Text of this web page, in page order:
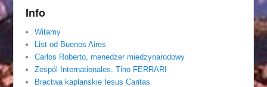
Info
Witamy
List od Buenos Aires
Carlos Roberto, menedzer miedzynarodowy
Zespól Internationales. Tino FERRARI
Bractwa kaplanskie Iesus Caritas